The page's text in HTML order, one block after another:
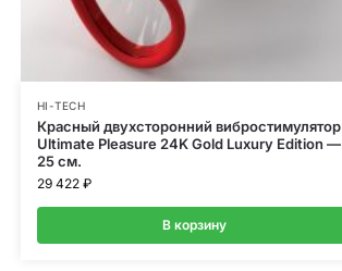
HI-TECH
Красный двухсторонний вибростимулятор
Ultimate Pleasure 24K Gold Luxury Edition —
25 см.
29 422 ₽
В корзину